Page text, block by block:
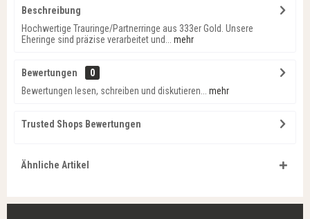
Beschreibung
Hochwertige Trauringe/Partnerringe aus 333er Gold. Unsere
Eheringe sind präzise verarbeitet und...
mehr
Bewertungen
0
Bewertungen lesen, schreiben und diskutieren...
mehr
Trusted Shops Bewertungen
Ähnliche Artikel